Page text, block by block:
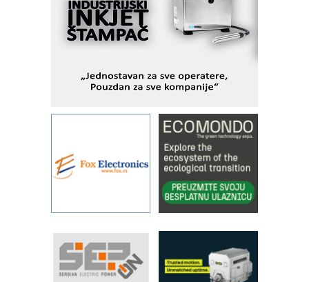
Fleksibilno stezanje i brzo
podešavanje u proizvodnji prototipova
KIP KOP – napredna rešenja za
objekte
Alba d.o.o. – 35 godina preciznosti u
IBeRTIM - oprema za ispitivanje
kontrole kvaliteta
STAUFF – Komponente koje
povećavaju pouzdanost hidrauličkih
pouzdanost u transferu fluida
Filtration Group Industrial – Napredna
rešenja za filtraciju u hidrauličkim i
procesnim sistemima